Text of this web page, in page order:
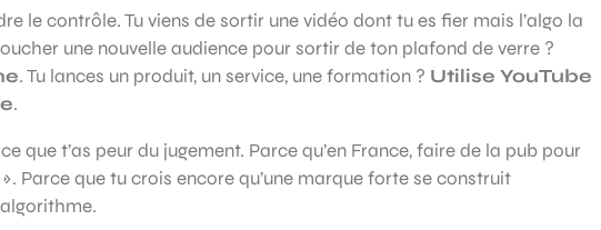
le contrôle. Tu viens de sortir une vidéo dont tu es fier mais l’algo la
une nouvelle audience pour sortir de ton plafond de verre ?
. Tu lances un produit, un service, une formation ? Utilise YouTube
.
que t’as peur du jugement. Parce qu’en France, faire de la pub pour
Parce que tu crois encore qu’une marque forte se construit